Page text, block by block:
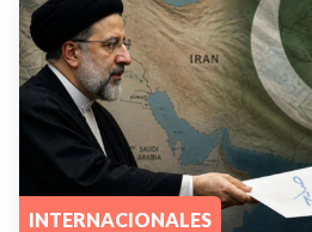
INTERNACIONALES